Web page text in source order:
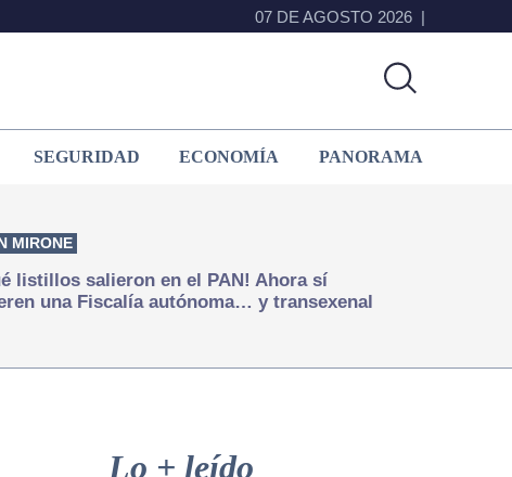
07 DE AGOSTO 2026
SEGURIDAD ECONOMÍA PANORAMA
MIRONE
listillos salieron en el PAN! Ahora sí
una Fiscalía autónoma… y transexenal
Sidebar
Lo + leído